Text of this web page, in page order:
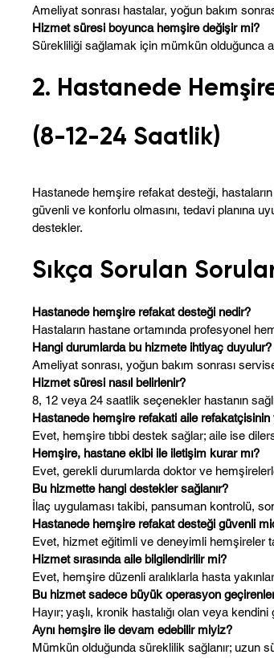
Ameliyat sonrası hastalar, yoğun bakım
Hizmet süresi boyunca hemşire değişir mi?
Sürekliliği sağlamak için mümkün olduğunca
2. Hastanede
(8-12-24 Saatlik)
Hastanede hemşire refakat desteği,
güvenli ve konforlu olmasını, tedavi planına
destekler.
Sıkça Sorulan
Hastanede hemşire refakat desteği nedir?
Hastaların hastane ortamında profesyonel
Hangi durumlarda bu hizmete ihtiyaç duyulur?
Ameliyat sonrası, yoğun bakım sonrası
Hizmet süresi nasıl belirlenir?
8, 12 veya 24 saatlik seçenekler hastanın
Hastanede hemşire refakati aile refakatçisinin
Evet, hemşire tıbbi destek sağlar; aile ise
Hemşire, hastane ekibi ile iletişim kurar mı?
Evet, gerekli durumlarda doktor ve
Bu hizmette hangi destekler sağlanır?
İlaç uygulaması takibi, pansuman kontrolü,
Hastanede hemşire refakat desteği güvenli
Evet, hizmet eğitimli ve deneyimli hemşireler
Hizmet sırasında aile bilgilendirilir mi?
Evet, hemşire düzenli aralıklarla hasta
Bu hizmet sadece büyük operasyon
Hayır; yaşlı, kronik hastalığı olan veya
Aynı hemşire ile devam edebilir miyiz?
Mümkün olduğunda süreklilik sağlanır; uzun